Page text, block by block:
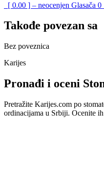
[ 0.00 ] – neocenjen Glasača 0
Takođe povezan sa
Bez poveznica
Karijes
Pronađi i oceni
Pretražite Karijes.com po
ordinacijama u Srbiji. Ocenite